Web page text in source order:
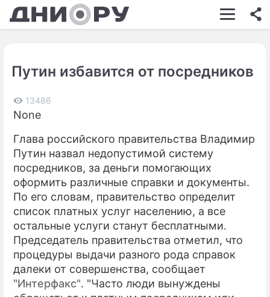
ШОУ-БИЗНЕС
КИНО
ЭКОНОМИКА
ПРОИСШЕСТВИЯ
СОННИК
СТИЛЬ ЖИЗНИ
СЕРИАЛЫ
ИГРЫ
ПРЕСС-РЕЛИЗЫ
Путин избавится от посредников
13486
None
Глава российского правительства Владимир
Путин назвал недопустимой систему
посредников, за деньги помогающих
оформить различные справки и документы.
По его словам, правительство определит
список платных услуг населению, а все
остальные услуги станут бесплатными.
Председатель правительства отметил, что
процедуры выдачи разного рода справок
далеки от совершенства, сообщает
"Интерфакс". "Часто люди вынуждены